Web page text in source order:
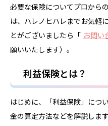
必要な保険についてプロから
は、ハレノヒハレまでお気軽
とがございましたら「 お問い
願いいたします）。
利益保険とは？
はじめに、「利益保険」につ
金の算定方法などを解説します